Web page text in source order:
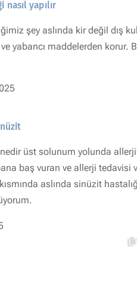
nasıl yapılır
şey aslında kir değil dış
yabancı maddelerden korur.
üst solunum yolunda
baş vuran ve allerji tedavisi
aslında sinüzit